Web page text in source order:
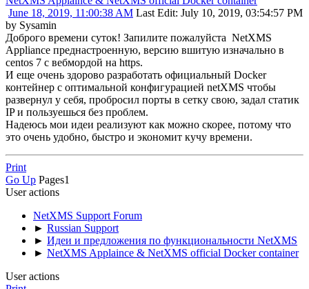
June 18, 2019, 11:00:38 AM Last Edit: July 10, 2019, 03:54:57 PM
by Sysamin
Доброго времени суток! Запилите пожалуйста NetXMS
Appliance преднастроенную, версию вшитую изначально в
centos 7 с вебмордой на https.
И еще очень здорово разработать официальный Docker
контейнер с оптимальной конфигурацией netXMS чтобы
развернул у себя, пробросил порты в сетку свою, задал статик
IP и пользуешься без проблем.
Надеюсь мои идеи реализуют как можно скорее, потому что
это очень удобно, быстро и экономит кучу времени.
Print
Go Up Pages1
User actions
NetXMS Support Forum
► Russian Support
► Идеи и предложения по функциональности NetXMS
► NetXMS Applaince & NetXMS official Docker container
User actions